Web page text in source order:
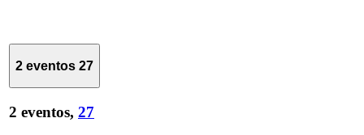
2 eventos 27
2 eventos, 27